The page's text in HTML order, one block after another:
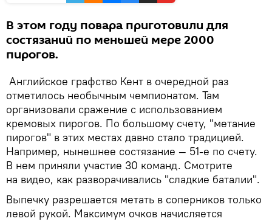
В этом году повара приготовили для
состязаний по меньшей мере 2000
пирогов.
Английское графство Кент в очередной раз
отметилось необычным чемпионатом. Там
организовали сражение с использованием
кремовых пирогов. По большому счету, "метание
пирогов" в этих местах давно стало традицией.
Например, нынешнее состязание — 51-е по счету.
В нем приняли участие 30 команд. Смотрите
на видео, как разворачивались "сладкие баталии".
Выпечку разрешается метать в соперников только
левой рукой. Максимум очков начисляется